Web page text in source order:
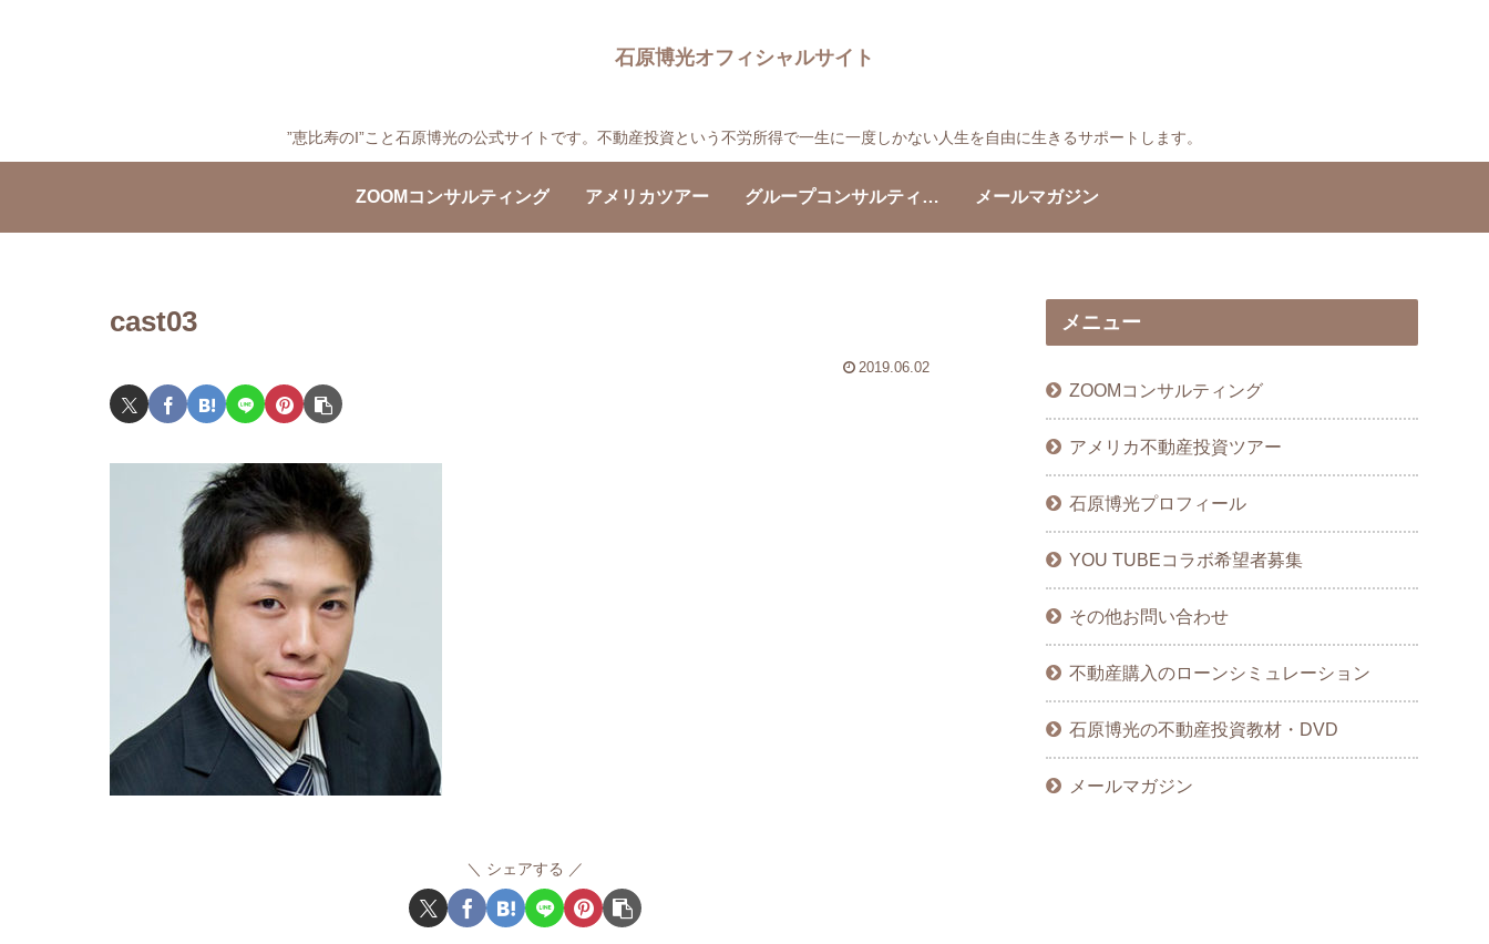
石原博光オフィシャルサイト
”恵比寿のI”こと石原博光の公式サイトです。不動産投資という不労所得で一生に一度しかない人生を自由に生きるサポートします。
ZOOMコンサルティング アメリカツアー グループコンサルティング メールマガジン
cast03
2019.06.02
シェアする
メニュー
ZOOMコンサルティング
アメリカ不動産投資ツアー
石原博光プロフィール
YOU TUBEコラボ希望者募集
その他お問い合わせ
不動産購入のローンシミュレーション
石原博光の不動産投資教材・DVD
メールマガジン